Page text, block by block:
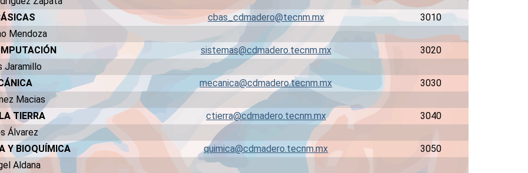
cbas_cdmadero@tecnm.mx
3010
Mendoza
sistemas@cdmadero.tecnm.mx
3020
Jaramillo
mecanica@cdmadero.tecnm.mx
3030
Macias
TIERRA
ctierra@cdmadero.tecnm.mx
3040
Álvarez
Y BIOQUÍMICA
quimica@cdmadero.tecnm.mx
3050
Aldana